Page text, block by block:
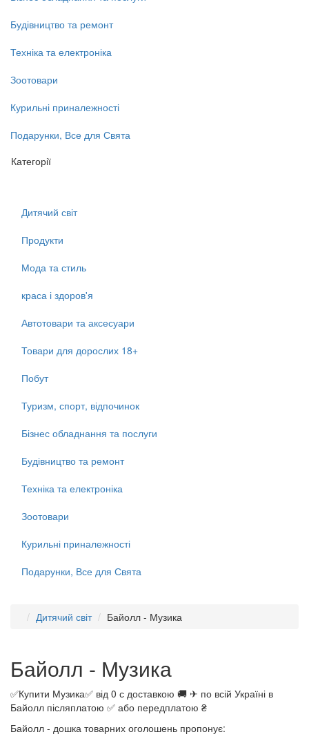
Будівництво та ремонт
Техніка та електроніка
Зоотовари
Курильні приналежності
Подарунки, Все для Свята
Категорії
Дитячий світ
Продукти
Мода та стиль
краса і здоров'я
Автотовари та аксесуари
Товари для дорослих 18+
Побут
Туризм, спорт, відпочинок
Бізнес обладнання та послуги
Будівництво та ремонт
Техніка та електроніка
Зоотовари
Курильні приналежності
Подарунки, Все для Свята
Дитячий світ Байолл - Музика
Байолл - Музика
✅Купити Музика✅ від 0 с доставкою 🚚 ✈ по всій Україні в
Байолл післяплатою ✅ або передплатою ₴
Байолл - дошка товарних оголошень пропонує: